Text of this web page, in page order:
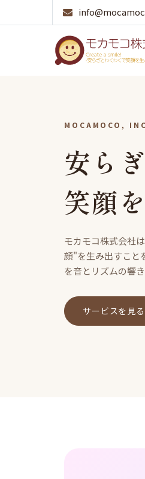
MOCAMOCO,
安ら
笑顔
モカモコ株式会社
顔"を生み出すこと
を音とリズムの響
サービスを見る